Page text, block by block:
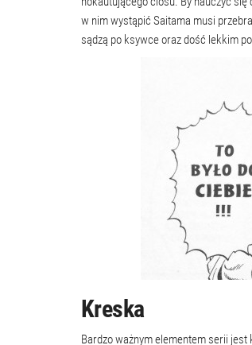
w nim wystąpić Saitama musi
sądzą po ksywce oraz dość lekkim
Kreska
Bardzo ważnym elementem serii